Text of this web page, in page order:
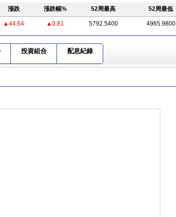
漲跌 漲跌幅% 52周最高 52周最低
▲44.64 ▲0.81 5792.5400 4965.9800
投資組合 配息紀錄